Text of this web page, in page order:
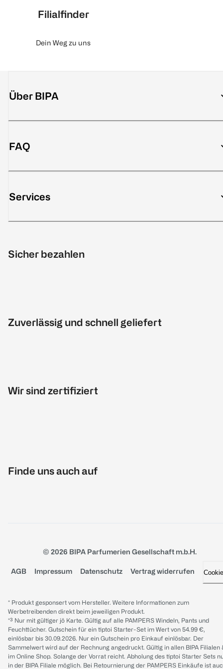
Filialfinder
Dein Weg zu uns
Über BIPA
FAQ
Services
Sicher bezahlen
Zuverlässig und schnell geliefert
Wir sind zertifiziert
Finde uns auch auf
© 2026 BIPA Parfumerien Gesellschaft m.b.H.
AGB Impressum Datenschutz Vertrag widerrufen
* Produkt gesponsert vom Hersteller. Weitere Informationen zum
Werbetreibenden direkt beim jeweiligen Produkt.
*³ Nur mit gültiger jö Karte. Gültig auf alle PAMPERS Windeln, Pants und
Feuchttücher. Gutschein für ein tiptoi Starter-Set im Wert von 54.99 €,
einlösbar bis 30.09.2026. Nur ein Gutschein pro Einkauf einlösbar. Der
Sammelwert wird auf der Rechnung angedruckt. Gültig in allen BIPA Filialen
im Online Shop. Solange der Vorrat reicht. Abholung des tiptoi Starter Sets
in der BIPA Filiale möglich. Bei Retournierung der PAMPERS Einkäufe ist